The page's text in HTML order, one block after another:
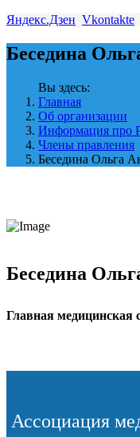
Яндекс.Дзен Vkontakte
Беседина
Вы здесь:
Главная
Об организации
Информация
Члены правления
Беседина Ольга
Беседина
Главная
Ассоциация